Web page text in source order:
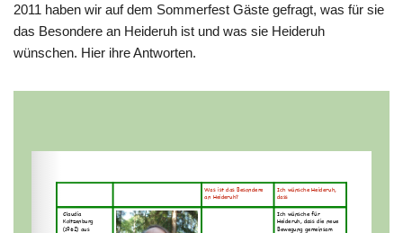
2011 haben wir auf dem Sommerfest Gäste gefragt, was für sie
das Besondere an Heideruh ist und was sie Heideruh
wünschen. Hier ihre Antworten.